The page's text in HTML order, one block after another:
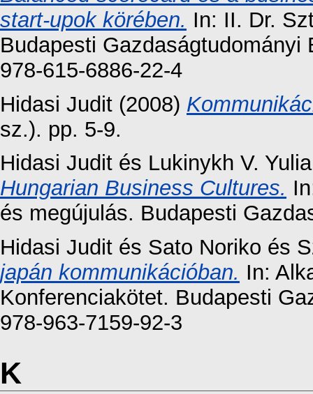
start-upok körében. In: II. Dr.
Budapesti
978-615-6886-22-4
Hidasi Judit (2008)
sz.). pp. 5-9.
Hidasi Judit és Lukinykh V. Yulia
Hungarian Business Cultures.
és megújulás. Budapesti
Hidasi Judit és Sato Noriko és
japán kommunikációban. In:
Konferenciakötet. Budapesti
978-963-7159-92-3
K